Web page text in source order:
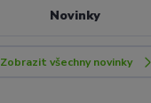
Novinky
Zobrazit všechny novinky